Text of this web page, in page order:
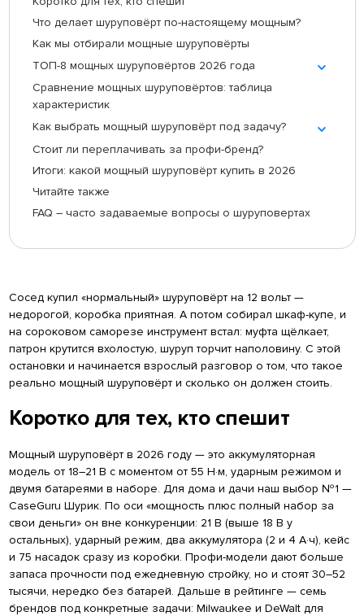
Что делает шуруповёрт по-настоящему мощным?
Как мы отбирали мощные шуруповёрты
ТОП-8 мощных шуруповёртов 2026 года
Сравнение мощных шуруповёртов: таблица
характеристик
Как выбрать мощный шуруповёрт под задачу?
Стоит ли переплачивать за профи-бренд?
Итоги: какой мощный шуруповёрт купить в 2026
Читайте также
FAQ – часто задаваемые вопросы о шуруповертах
Сосед купил «нормальный» шуруповёрт на 12 вольт —
недорогой, коробка приятная. А потом собирал шкаф-купе, и
на сороковом саморезе инструмент встал: муфта щёлкает,
патрон крутится вхолостую, шуруп торчит наполовину. С этой
остановки и начинается взрослый разговор о том, что такое
реально мощный шуруповёрт и сколько он должен стоить.
Коротко для тех, кто спешит
Мощный шуруповёрт в 2026 году — это аккумуляторная
модель от 18–21 В с моментом от 55 Н·м, ударным режимом и
двумя батареями в наборе. Для дома и дачи наш выбор №1 —
CaseGuru Шурик. По оси «мощность плюс полный набор за
свои деньги» он вне конкуренции: 21 В (выше 18 В у
остальных), ударный режим, два аккумулятора (2 и 4 А·ч), кейс
и 75 насадок сразу из коробки. Профи-модели дают больше
запаса прочности под ежедневную стройку, но и стоят 30–52
тысячи, нередко без батарей. Дальше в рейтинге — семь
брендов под конкретные задачи: Milwaukee и DeWalt для